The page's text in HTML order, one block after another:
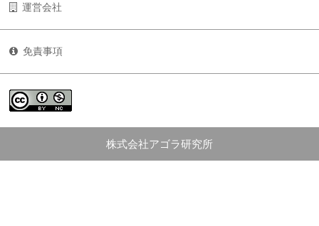
運営会社
免責事項
株式会社アゴラ研究所